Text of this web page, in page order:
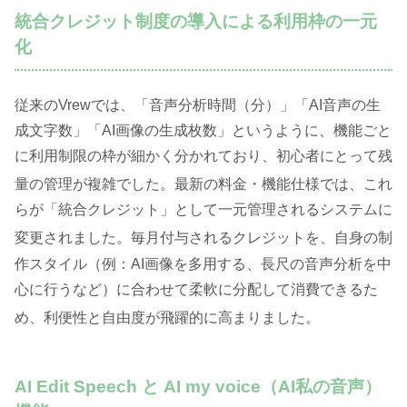
統合クレジット制度の導入による利用枠の一元
化
従来のVrewでは、「音声分析時間（分）」「AI音声の生
成文字数」「AI画像の生成枚数」というように、機能ごと
に利用制限の枠が細かく分かれており、初心者にとって残
量の管理が複雑でした 。最新の料金・機能仕様では、これ
らが「統合クレジット」として一元管理されるシステムに
変更されました。毎月付与されるクレジットを、自身の制
作スタイル（例：AI画像を多用する、長尺の音声分析を中
心に行うなど）に合わせて柔軟に分配して消費できるた
め、利便性と自由度が飛躍的に高まりました 。
AI Edit Speech と AI my voice（AI私の音声）